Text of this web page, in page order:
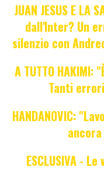
JUAN JESUS E LA
dall'Inter? Un
silenzio con
A TUTTO
Tanti
HANDANOVIC:
ESCLUSIVA -